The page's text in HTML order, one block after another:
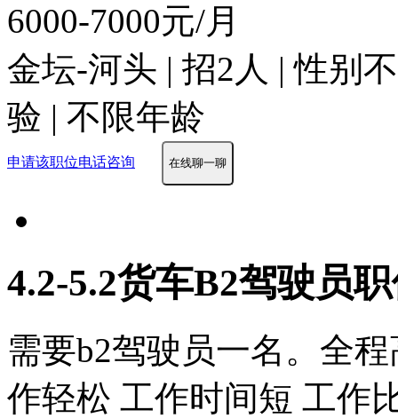
6000-7000元/月
金坛-河头 | 招2人 | 性别
验 | 不限年龄
申请该职位电话咨询 在线聊一聊
4.2-5.2货车B2驾驶员
需要b2驾驶员一名。全
作轻松 工作时间短 工作